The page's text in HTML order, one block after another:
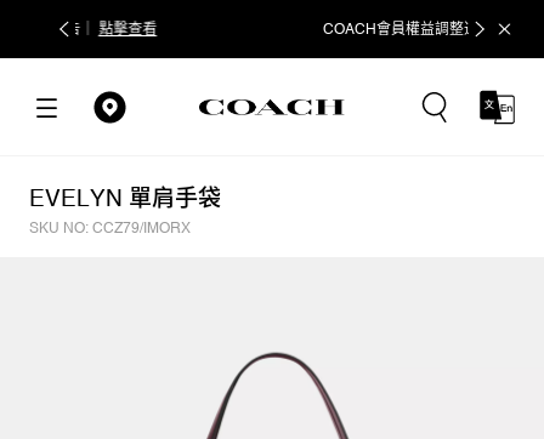
COACH會員權益調整通知點擊查看 立即追蹤
EVELYN 單肩手袋
SKU NO: CCZ79/IMORX